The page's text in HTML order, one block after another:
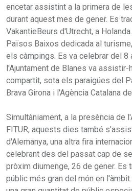
encetar assistint a la primera de
durant aquest mes de gener. Es
VakantieBeurs d'Utrecht, a
Països Baixos dedicada al
els càmpings. Es va celebrar del 8
l'Ajuntament de Blanes va assistir-
compartit, sota els paraigües del
Brava Girona i l'Agència Catalana
Simultàniament, a la presència de
FITUR, aquests dies també
d'Alemanya, una altra fira
celebrant des del passat cap de
pròxim diumenge, 26 de gener. Es
públic més gran del món en